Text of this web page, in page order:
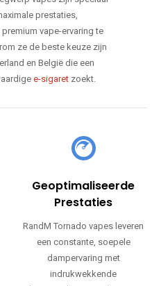
prestaties,
vape-ervaring te
ze de beste keuze zijn
en België die een
e-sigaretzoekt.
Geoptimaliseerde
Prestaties
RandM Tornado vapes leveren
een constante, soepele
dampervaring met
indrukwekkende